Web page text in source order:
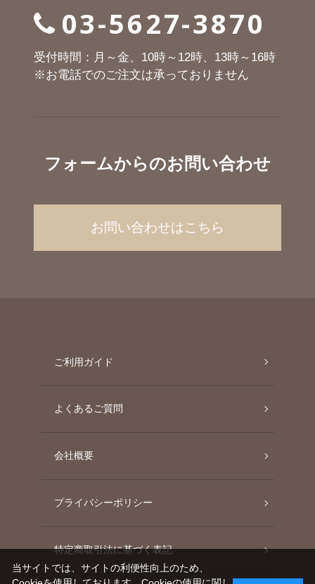
03-5627-3870
受付時間：月～金、10時～12時、13時～16時
※お電話でのご注文は承っておりません
フォームからのお問い合わせ
お問い合わせはこちら
ご利用ガイド
よくあるご質問
会社概要
プライバシーポリシー
特定商取引法に基づく表記
当サイトでは、サイトの利便性向上のため、